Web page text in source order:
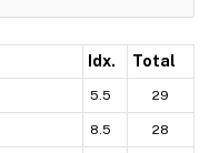
Idx. Total
5.5 29
8.5 28